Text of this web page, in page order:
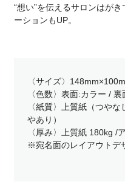
“想い”を伝えるサロンはが
ーションもUP。
〈サイズ〉
〈色数〉表面:カラー /
〈紙質〉上質紙（つや
やあり）
〈厚み〉上質紙 180kg /
※宛名面のレイアウトデ